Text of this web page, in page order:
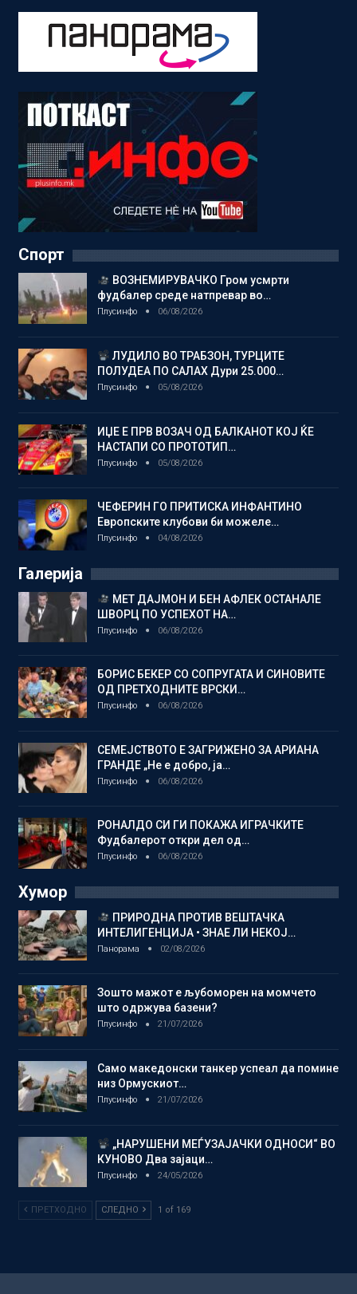
Спорт
ВОЗНЕМИРУВАЧКО Гром усмрти
фудбалер среде натпревар во…
Плусинфо 06/08/2026
ЛУДИЛО ВО ТРАБЗОН, ТУРЦИТЕ
ПОЛУДЕА ПО САЛАХ Дури 25.000…
Плусинфо 05/08/2026
ИЏЕ Е ПРВ ВОЗАЧ ОД БАЛКАНОТ КОЈ ЌЕ
НАСТАПИ СО ПРОТОТИП…
Плусинфо 05/08/2026
ЧЕФЕРИН ГО ПРИТИСКА ИНФАНТИНО
Европските клубови би можеле…
Плусинфо 04/08/2026
Галерија
МЕТ ДАЈМОН И БЕН АФЛЕК ОСТАНАЛЕ
ШВОРЦ ПО УСПЕХОТ НА…
Плусинфо 06/08/2026
БОРИС БЕКЕР СО СОПРУГАТА И СИНОВИТЕ
ОД ПРЕТХОДНИТЕ ВРСКИ…
Плусинфо 06/08/2026
СЕМЕЈСТВОТО Е ЗАГРИЖЕНО ЗА АРИАНА
ГРАНДЕ „Не е добро, ја…
Плусинфо 06/08/2026
РОНАЛДО СИ ГИ ПОКАЖА ИГРАЧКИТЕ
Фудбалерот откри дел од…
Плусинфо 06/08/2026
Хумор
ПРИРОДНА ПРОТИВ ВЕШТАЧКА
ИНТЕЛИГЕНЦИЈА • ЗНАЕ ЛИ НЕКОЈ…
Панорама 02/08/2026
Зошто мажот е љубоморен на момчето
што одржува базени?
Плусинфо 21/07/2026
Само македонски танкер успеал да помине
низ Ормускиот…
Плусинфо 21/07/2026
„НАРУШЕНИ МЕЃУЗАЈАЧКИ ОДНОСИ“ ВО
КУНОВО Два зајаци…
Плусинфо 24/05/2026
ПРЕТХОДНО СЛЕДНО 1 of 169